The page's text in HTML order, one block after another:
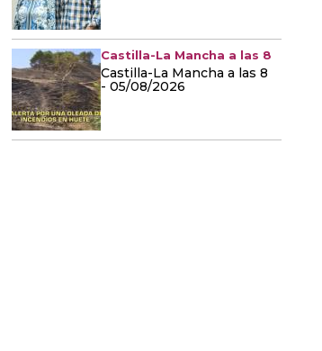
Castilla-La Mancha a las 8
Castilla-La Mancha a las 8
- 05/08/2026